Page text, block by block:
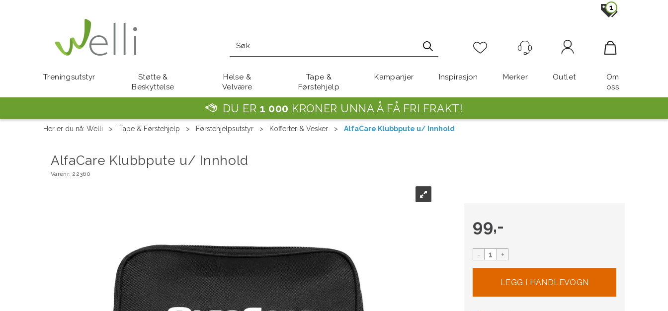
1
Treningsutstyr
Støtte &
Beskyttelse
Helse &
Velvære
Tape &
Førstehjelp
Kampanjer Inspirasjon Merker Outlet
Om
oss
DU ER1 000 KRONER UNNA Å FÅ FRI FRAKT!
Her er du nå: Welli > Tape & Førstehjelp > Førstehjelpsutstyr > Kofferter & Vesker > AlfaCare Klubbpute u/ Innhold
AlfaCare Klubbpute u/ Innhold
Varenr: 22360
99,-
- +